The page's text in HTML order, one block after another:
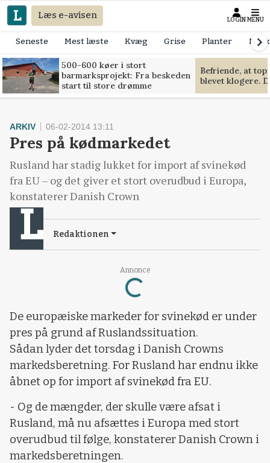
Læs e-avisen LOGIN MENU
Seneste Mest læste Kvæg Grise Planter
500-600 køer i stort
barmarksprojekt: Fra beskeden
start til store drømme
Befriende, at
blevet klogere.
Annonce
Loading...
ARKIV 06-02-2014 13:11
Pres på kødmarkedet
Rusland har stadig lukket for import af svinekød
fra EU – og det giver et stort overudbud i Europa,
konstaterer Danish Crown
Redaktionen
De europæiske markeder for svinekød er under
pres på grund af Ruslandssituation.
Sådan lyder det torsdag i Danish Crowns
markedsberetning. For Rusland har endnu ikke
åbnet op for import af svinekød fra EU.
- Og de mængder, der skulle være afsat i
Rusland, må nu afsættes i Europa med stort
overudbud til følge, konstaterer Danish Crown i
markedsberetningen.